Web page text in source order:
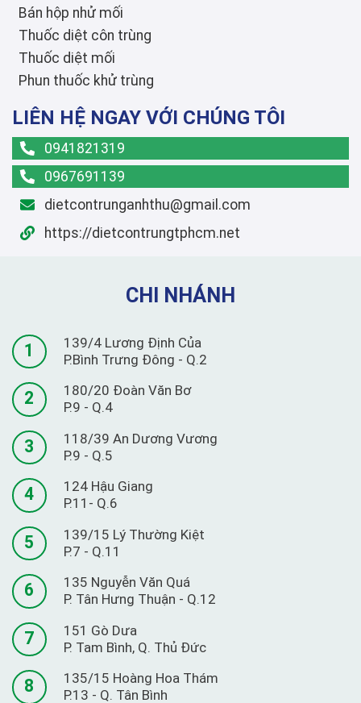
Bán hộp nhử mối
Thuốc diệt côn trùng
Thuốc diệt mối
Phun thuốc khử trùng
LIÊN HỆ NGAY VỚI CHÚNG TÔI
0941821319
0967691139
dietcontrunganhthu@gmail.com
https://dietcontrungtphcm.net
CHI NHÁNH
1
139/4 Lương Định Của
P.Bình Trưng Đông - Q.2
2
180/20 Đoàn Văn Bơ
P.9 - Q.4
3
118/39 An Dương Vương
P.9 - Q.5
4
124 Hậu Giang
P.11- Q.6
5
139/15 Lý Thường Kiệt
P.7 - Q.11
6
135 Nguyễn Văn Quá
P. Tân Hưng Thuận - Q.12
7
151 Gò Dưa
P. Tam Bình, Q. Thủ Đức
8
135/15 Hoàng Hoa Thám
P.13 - Q. Tân Bình